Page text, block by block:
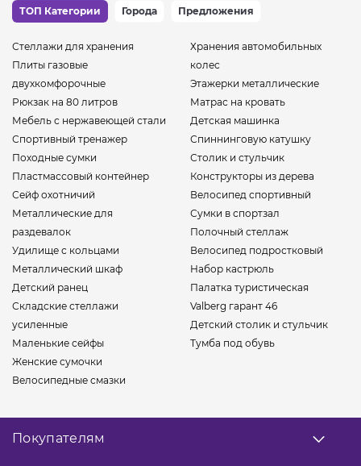
ТОП Категории Города Предложения
Стеллажи для хранения
Плиты газовые
двухкомфорочные
Рюкзак на 80 литров
Мебель с нержавеющей стали
Спортивный тренажер
Походные сумки
Пластмассовый контейнер
Сейф охотничий
Хранения автомобильных
колес
Этажерки металлические
Матрас на кровать
Детская машинка
Спиннинговую катушку
Столик и стульчик
Конструкторы из дерева
Велосипед спортивный
Металлические для
раздевалок
Удилище с кольцами
Металлический шкаф
Детский ранец
Складские стеллажи
усиленные
Маленькие сейфы
Женские сумочки
Велосипедные смазки
Сумки в спортзал
Полочный стеллаж
Велосипед подростковый
Набор кастрюль
Палатка туристическая
Valberg гарант 46
Детский столик и стульчик
Тумба под обувь
Покупателям